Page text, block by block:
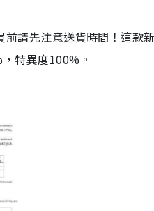
請先注意送貨時間！這款
特異度100%。